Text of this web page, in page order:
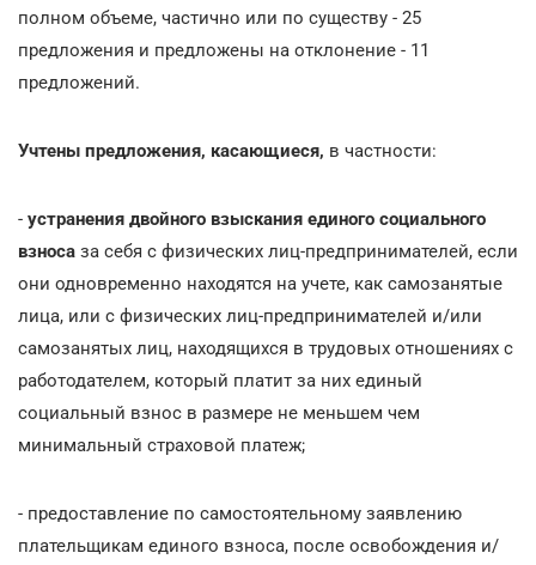
полном объеме, частично или по существу - 25
предложения и предложены на отклонение - 11
предложений.
Учтены предложения, касающиеся, в частности:
- устранения двойного взыскания единого социального
взноса за себя с физических лиц-предпринимателей, если
они одновременно находятся на учете, как самозанятые
лица, или с физических лиц-предпринимателей и/или
самозанятых лиц, находящихся в трудовых отношениях с
работодателем, который платит за них единый
социальный взнос в размере не меньшем чем
минимальный страховой платеж;
- предоставление по самостоятельному заявлению
плательщикам единого взноса, после освобождения и/